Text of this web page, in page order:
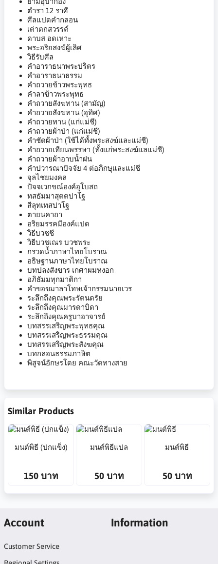
ตำรา 12 ราศี
ศีลแปดคำกลอน
เต่าตกสวรรค์
ดาบส อดเหาะ
พระอริยสงฆ์ผู้เลิศ
วิธีรับศีล
คำอาราธนาพระปริตร
คำอาราธนาธรรม
คำถวายข้าวพระพุทธ
คำลาข้าวพระพุทธ
คำถวายสังฆทาน (สามัญ)
คำถวายสังฆทาน (อุทิศ)
คำถวายทาน (แก่แม่ชี)
คำถวายผ้าป่า (แก่แม่ชี)
คำชัดผ้าป่า (ใช้ได้ทั้งพระสงฆ์และแม่ชี)
คำถวายเทียนพรรษา (ทั้งแก่พระสงฆ์แลแม่ชี)
คำถวายผ้าอาบน้ำฝน
คำปวารณาปัจจัย 4 ต่อภิกษุและแม่ชี
จุลไชยมงคล
ปัจจเวกขณ์องค์อุโบสถ
ทสธัมมาสุตตปาโฐ
สีลุทเทสปาโฐ
ตายนคาถา
อริยมรรคมีองค์แปด
วิธีบวชชี
วิธีบวชเณร บวชพระ
กรวดน้ำภาษาไทยโบราณ
อธิษฐานภาษาไทยโบราณ
บทปลงสังขาร เกศาผมหงอก
อภิธัมมทุกมาติกา
คำขอขมาลาโทษเจ้ากรรมนายเวร
ระลึกถึงคุณพระรัตนตรัย
ระลึกถึงคุณมารดาบิดา
ระลึกถึงคุณครูบาอาจารย์
บทสรรเสริญพระพุทธคุณ
บทสรรเสริญพระธรรมคุณ
บทสรรเสริญพระสังฆคุณ
บทกลอนธรรมภาษิต
พิสูจน์อักษรโดย คณะวัดทางสาย
Similar Products
มนต์พิธี (ปกแข็ง)
150 บาท
มนต์พิธีแปล
50 บาท
มนต์พิธี
50 บาท
Account
Customer Service
Information